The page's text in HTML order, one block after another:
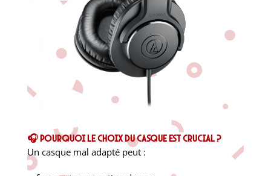
🎧 Pourquoi le choix du casque est crucial ?
Un casque mal adapté peut :